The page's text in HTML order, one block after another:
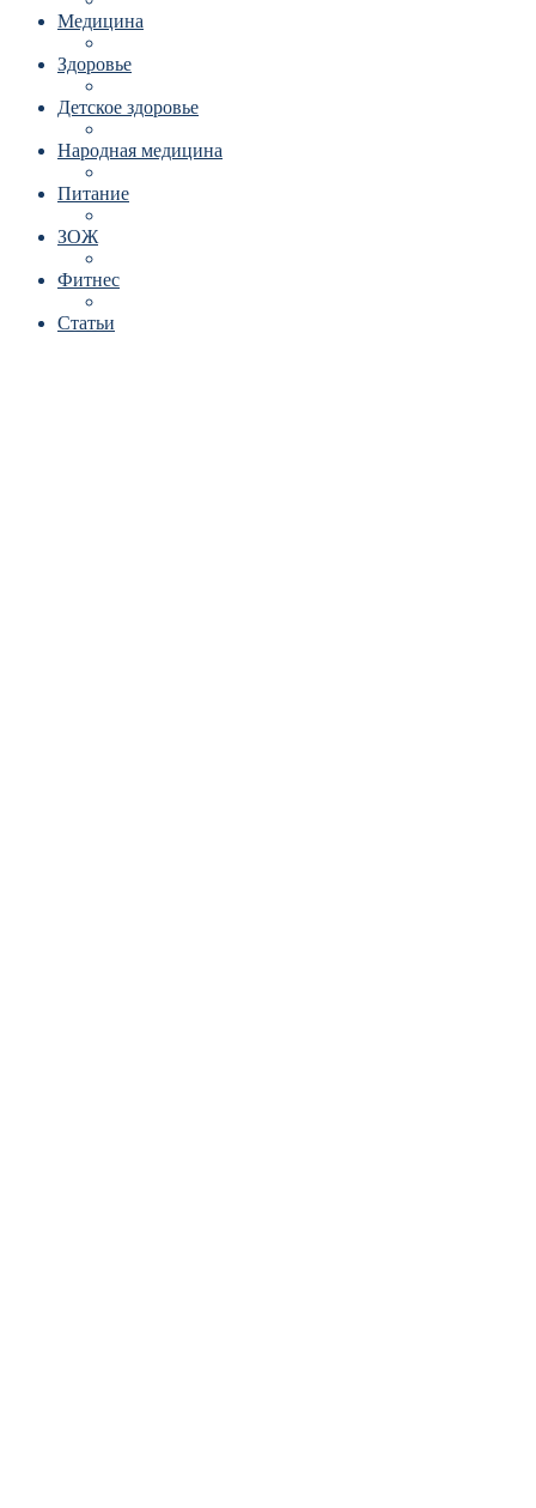
Медицина
Здоровье
Детское здоровье
Народная медицина
Питание
ЗОЖ
Фитнес
Статьи